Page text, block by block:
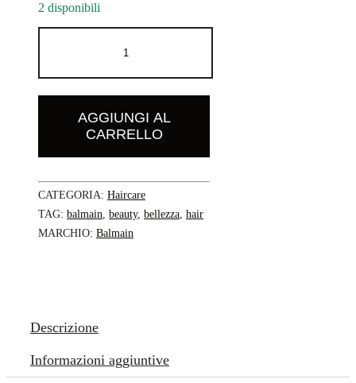
2 disponibili
-
Perfume
AGGIUNGI AL
CARRELLO
CATEGORIA: Haircare
TAG: balmain beauty, bellezza hair
MARCHIO: Balmain
Descrizione
Informazioni aggiuntive